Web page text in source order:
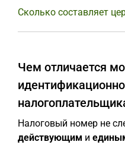
Сколько составляет
Чем отличается
Налоговый номер не
действующим и